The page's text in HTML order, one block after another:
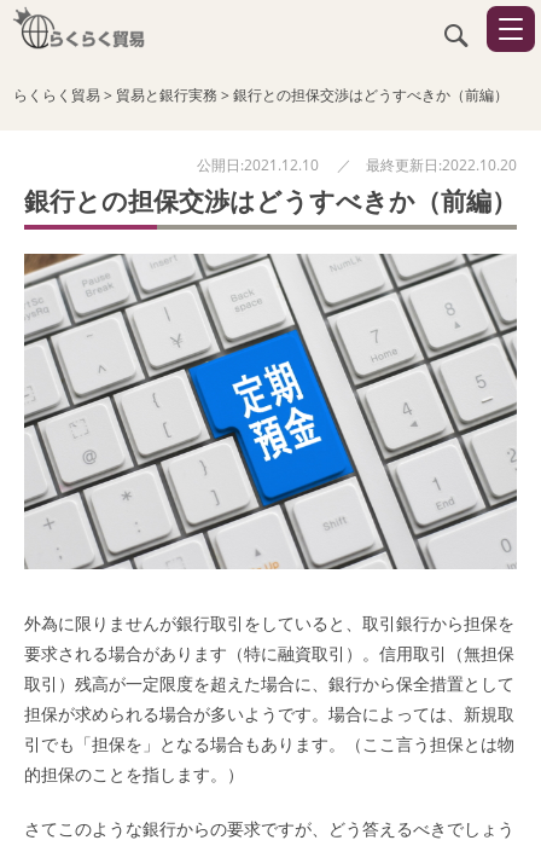
らくらく貿易> 貿易と銀行実務 >銀行との担保交渉はどうすべきか（前編）
公開日:2021.12.10 ／ 最終更新日:2022.10.20
銀行との担保交渉はどうすべきか（前編）
外為に限りませんが銀行取引をしていると、取引銀行から担保を
要求される場合があります（特に融資取引）。信用取引（無担保
取引）残高が一定限度を超えた場合に、銀行から保全措置として
担保が求められる場合が多いようです。場合によっては、新規取
引でも「担保を」となる場合もあります。（ここ言う担保とは物
的担保のことを指します。）
さてこのような銀行からの要求ですが、どう答えるべきでしょう